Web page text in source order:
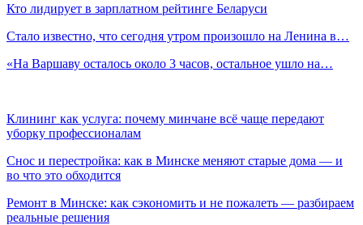
Кто лидирует в зарплатном рейтинге Беларуси
Стало известно, что сегодня утром произошло на Ленина в…
«На Варшаву осталось около 3 часов, остальное ушло на…
Клининг как услуга: почему минчане всё чаще передают
уборку профессионалам
Снос и перестройка: как в Минске меняют старые дома — и
во что это обходится
Ремонт в Минске: как сэкономить и не пожалеть — разбираем
реальные решения